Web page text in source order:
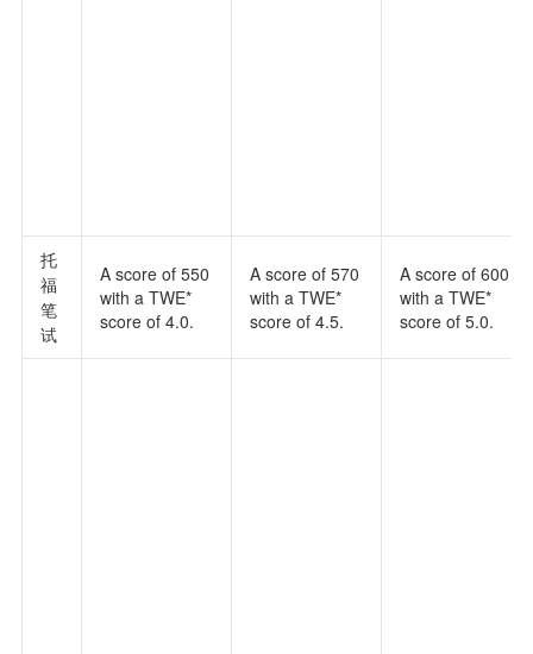
托
福
笔
试
A score of 550
with a TWE*
score of 4.0.
A score of 570
with a TWE*
score of 4.5.
A score of 600
with a TWE*
score of 5.0.